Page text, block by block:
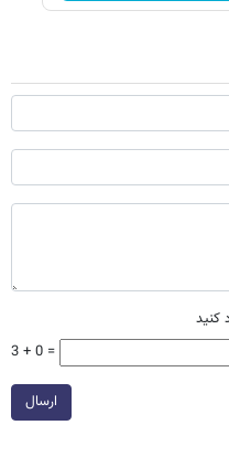
کنید
3 + 0 =
ارسال